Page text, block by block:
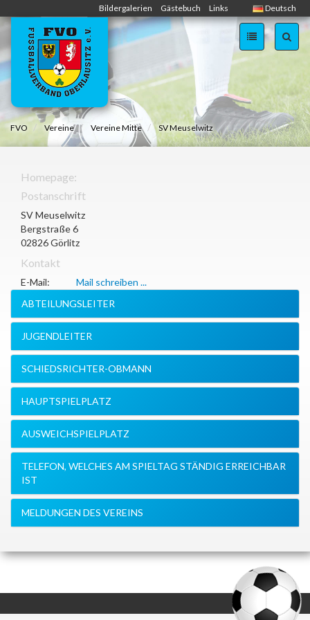
navigation
Deutsch
Bildergalerien Gästebuch Links
FVO Vereine Vereine Mitte SV Meuselwitz
Homepage:
Postanschrift
SV Meuselwitz
Bergstraße 6
02826 Görlitz
Kontakt
E-Mail:
Mail schreiben ...
ABTEILUNGSLEITER
JUGENDLEITER
SCHIEDSRICHTER-OBMANN
HAUPTSPIELPLATZ
AUSWEICHSPIELPLATZ
TELEFON, WELCHES AM SPIELTAG STÄNDIG ERREICHBAR
IST
MELDUNGEN DES VEREINS